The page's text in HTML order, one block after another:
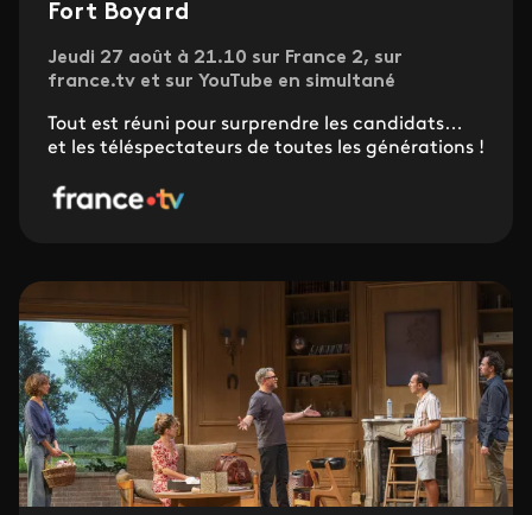
Fort Boyard
Jeudi 27 août à 21.10 sur France 2, sur
france.tv et sur YouTube en simultané
Tout est réuni pour surprendre les candidats…
et les téléspectateurs de toutes les générations !